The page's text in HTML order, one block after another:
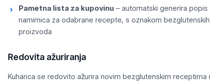
Pametna lista za kupovinu – automatski generira popis
namirnica za odabrane recepte, s oznakom bezglutenskih
proizvoda
Redovita ažuriranja
Kuharica se redovito ažurira novim bezglutenskim receptima i